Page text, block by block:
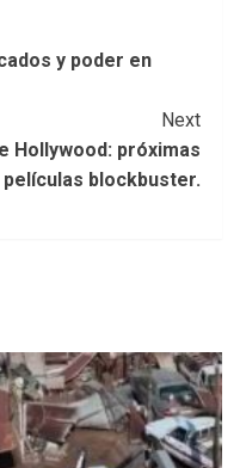
y poder en
Next
Hollywood: próximas
películas blockbuster.